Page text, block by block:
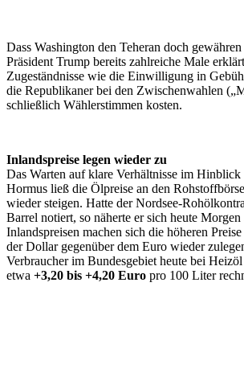
Dass Washington den Teheran doch
Präsident Trump bereits zahlreiche Male
Zugeständnisse wie die Einwilligung in
die Republikaner bei den Zwischenwahlen
schließlich Wählerstimmen kosten.
Inlandspreise legen wieder zu
Das Warten auf klare Verhältnisse im
Hormus ließ die Ölpreise an den
wieder steigen. Hatte der Nordsee-
Barrel notiert, so näherte er sich heute
Inlandspreisen machen sich die höheren
der Dollar gegenüber dem Euro wieder
Verbraucher im Bundesgebiet heute bei
etwa +3,20 bis +4,20 Euro pro 100 Liter